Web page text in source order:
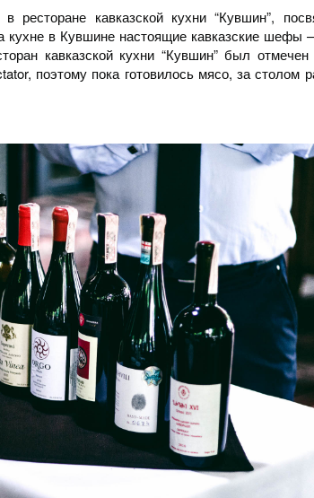
ресторане кавказской кухни “Кувшин”,
кухне в Кувшине настоящие кавказские шефы
кавказской кухни “Кувшин” был
поэтому пока готовилось мясо, за столом